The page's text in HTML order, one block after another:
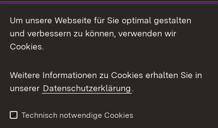
Mastodon
Messenger
Social Wall
X / Twitter
Youtube
Um unsere Webseite für Sie optimal gestalten
und verbessern zu können, verwenden wir
Cookies.
Weitere Informationen zu Cookies erhalten Sie in
unserer Datenschutzerklärung.
Technisch notwendige Cookies